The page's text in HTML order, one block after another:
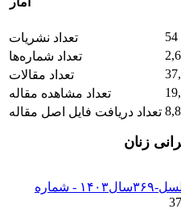
تعداد نشریات
54
تعداد شماره‌ها
تعداد مقالات
تعداد مشاهده مقاله
تعداد دریافت فایل اصل مقاله
زنان
دوره 33، مجله پیام زن آذر-مسلسل-۳۶۹سال۱۴۰۳ - شماره